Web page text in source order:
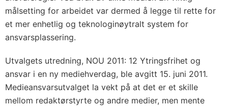
målsetting for arbeidet var dermed å legge til rette for
et mer enhetlig og teknologinøytralt system for
ansvarsplassering.
Utvalgets utredning, NOU 2011: 12 Ytringsfrihet og
ansvar i en ny mediehverdag, ble avgitt 15. juni 2011.
Medieansvarsutvalget la vekt på at det er et skille
mellom redaktørstyrte og andre medier, men mente